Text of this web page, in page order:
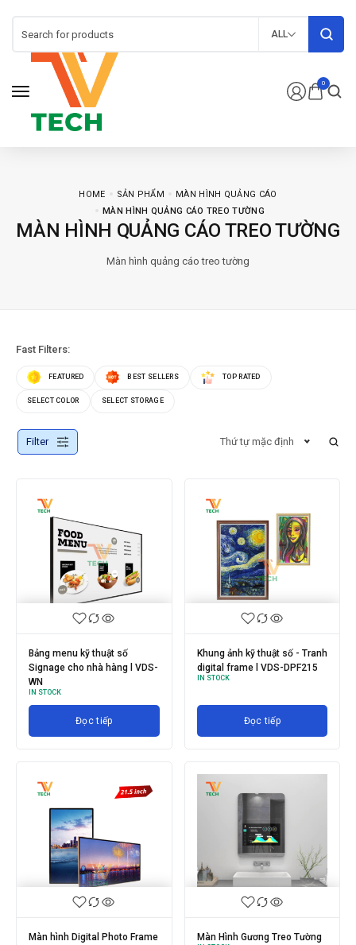
0
ALL
HOME SẢN PHẨM
MÀN HÌNH QUẢNG CÁO
MÀN HÌNH QUẢNG CÁO TREO TƯỜNG
MÀN HÌNH QUẢNG CÁO TREO TƯỜNG
Màn hình quảng cáo treo tường
Fast Filters:
FEATURED BEST SELLERS TOP RATED
SELECT COLOR SELECT STORAGE
Filter Thứ tự mặc định
Bảng menu kỹ thuật số
Signage cho nhà hàng l VDS-
WN
IN STOCK
Đọc tiếp
Khung ảnh kỹ thuật số - Tranh
digital frame l VDS-DPF215
IN STOCK
Đọc tiếp
Màn hình Digital Photo Frame
Màn Hình Gương Treo Tường